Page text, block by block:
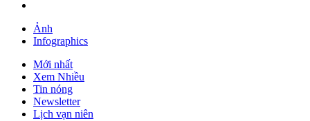
Ảnh
Infographics
Mới nhất
Xem Nhiều
Tin nóng
Newsletter
Lịch vạn niên